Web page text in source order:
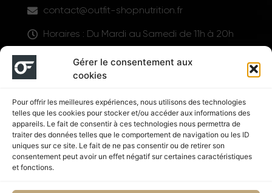
Gérer le consentement aux
cookies
Pour offrir les meilleures expériences, nous utilisons des technologies
telles que les cookies pour stocker et/ou accéder aux informations des
appareils. Le fait de consentir à ces technologies nous permettra de
traiter des données telles que le comportement de navigation ou les ID
uniques sur ce site. Le fait de ne pas consentir ou de retirer son
consentement peut avoir un effet négatif sur certaines caractéristiques
et fonctions.
contact@outfit-shopnutrition.fr
Horaires : Du Mardi au Samedi de 11h à 20h
LIENS UTILES
Suivez nous